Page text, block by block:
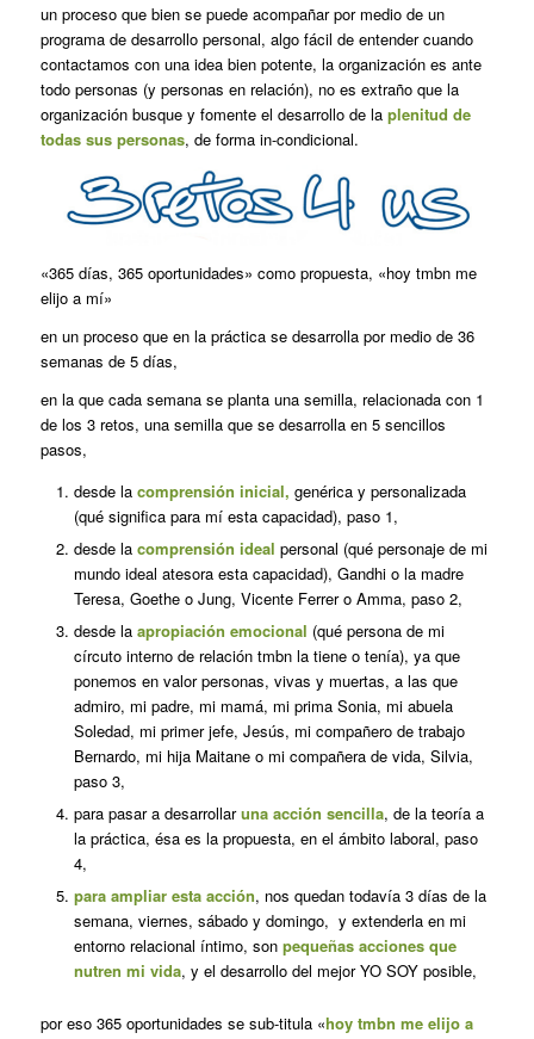
un proceso que bien se puede acompañar por medio de un
programa de desarrollo personal, algo fácil de entender cuando
contactamos con una idea bien potente, la organización es ante
todo personas (y personas en relación), no es extraño que la
organización busque y fomente el desarrollo de la plenitud de
todas sus personas, de forma in-condicional.
«365 días, 365 oportunidades» como propuesta, «hoy tmbn me
elijo a mí»
en un proceso que en la práctica se desarrolla por medio de 36
semanas de 5 días,
en la que cada semana se planta una semilla, relacionada con 1
de los 3 retos, una semilla que se desarrolla en 5 sencillos
pasos,
desde la comprensión inicial, genérica y personalizada
(qué significa para mí esta capacidad), paso 1,
desde la comprensión ideal personal (qué personaje de mi
mundo ideal atesora esta capacidad), Gandhi o la madre
Teresa, Goethe o Jung, Vicente Ferrer o Amma, paso 2,
desde la apropiación emocional (qué persona de mi
círcuto interno de relación tmbn la tiene o tenía), ya que
ponemos en valor personas, vivas y muertas, a las que
admiro, mi padre, mi mamá, mi prima Sonia, mi abuela
Soledad, mi primer jefe, Jesús, mi compañero de trabajo
Bernardo, mi hija Maitane o mi compañera de vida, Silvia,
paso 3,
para pasar a desarrollaruna acción sencilla, de la teoría a
la práctica, ésa es la propuesta, en el ámbito laboral, paso
4,
para ampliar esta acción, nos quedan todavía 3 días de la
semana, viernes, sábado y domingo, y extenderla en mi
entorno relacional íntimo, son pequeñas acciones que
nutren mi vida, y el desarrollo del mejor YO SOY posible,
por eso 365 oportunidades se sub-titula «hoy tmbn me elijo a